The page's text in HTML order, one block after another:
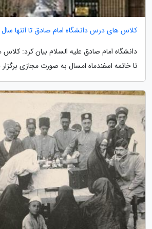
کلاس های درس دانشگاه امام صادق تا انتها
دانشگاه امام صادق علیه السلام بیان کرد:
تا خاتمه اسفندماه امسال به صورت مجازی